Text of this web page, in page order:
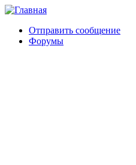
Отправить сообщение
Форумы